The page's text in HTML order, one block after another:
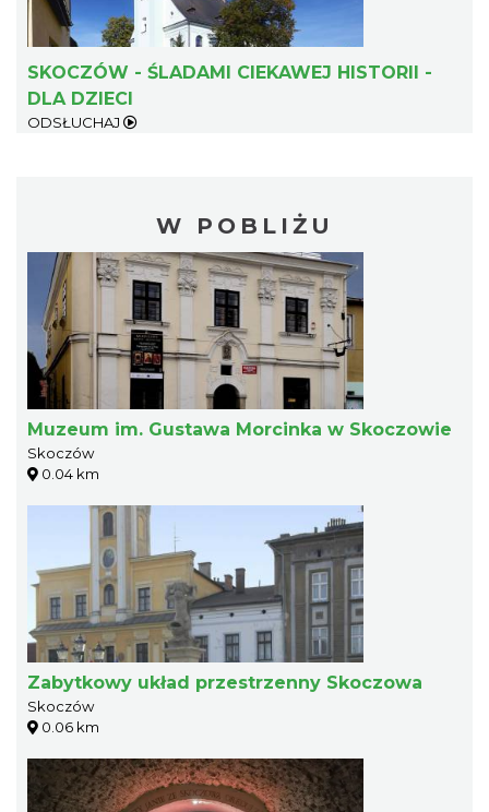
SKOCZÓW - ŚLADAMI CIEKAWEJ HISTORII -
DLA DZIECI
ODSŁUCHAJ
W POBLIŻU
Muzeum im. Gustawa Morcinka w Skoczowie
Skoczów
0.04 km
Zabytkowy układ przestrzenny Skoczowa
Skoczów
0.06 km